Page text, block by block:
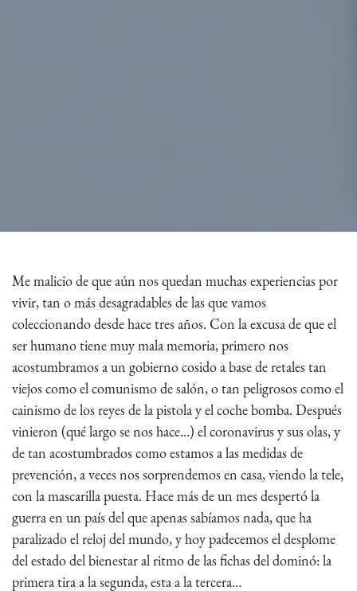
Me malicio de que aún nos quedan muchas experiencias por
vivir, tan o más desagradables de las que vamos
coleccionando desde hace tres años. Con la excusa de que el
ser humano tiene muy mala memoria, primero nos
acostumbramos a un gobierno cosido a base de retales tan
viejos como el comunismo de salón, o tan peligrosos como el
cainismo de los reyes de la pistola y el coche bomba. Después
vinieron (qué largo se nos hace…) el coronavirus y sus olas, y
de tan acostumbrados como estamos a las medidas de
prevención, a veces nos sorprendemos en casa, viendo la tele,
con la mascarilla puesta. Hace más de un mes despertó la
guerra en un país del que apenas sabíamos nada, que ha
paralizado el reloj del mundo, y hoy padecemos el desplome
del estado del bienestar al ritmo de las fichas del dominó: la
primera tira a la segunda, esta a la tercera…